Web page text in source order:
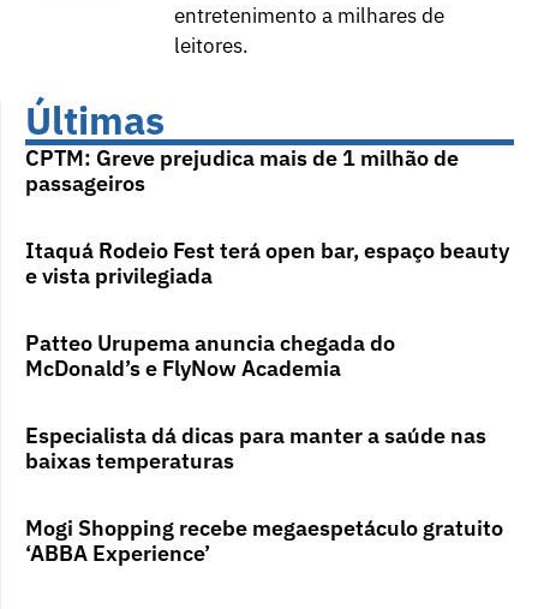
entretenimento a milhares de
leitores.
Últimas
CPTM: Greve prejudica mais de 1 milhão de
passageiros
Itaquá Rodeio Fest terá open bar, espaço beauty
e vista privilegiada
Patteo Urupema anuncia chegada do
McDonald’s e FlyNow Academia
Especialista dá dicas para manter a saúde nas
baixas temperaturas
Mogi Shopping recebe megaespetáculo gratuito
‘ABBA Experience’